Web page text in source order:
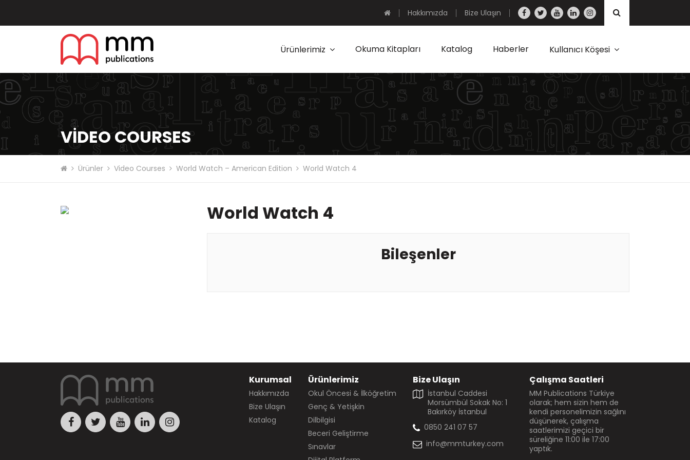
Hakkımızda Bize Ulaşın
Ürünlerimiz Okuma Kitapları Katalog Haberler Kullanıcı Köşesi
VIDEO COURSES
Ürünler Video Courses World Watch – American Edition World Watch 4
World Watch 4
Bileşenler
Kurumsal
Hakkımızda
Bize Ulaşın
Katalog
Ürünlerimiz
Okul Öncesi & İlköğretim
Genç & Yetişkin
Dilbilgisi
Beceri Geliştirme
Sınavlar
Bize Ulaşın
İstanbul Caddesi
Morsümbül Sokak No: 1
Bakırköy İstanbul
0850 241 07 57
info@mmturkey.com
Çalışma Saatleri
MM Publications Türkiye
olarak; hem sizin hem de
kendi personelimizin sağlını
düşünerek, çalışma
saatlerimizi geçici bir
süreliğine 11:00 ile 17:00
yaptık.